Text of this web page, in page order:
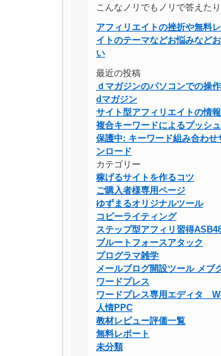
こんなノリでもノリで答えたり
アフィリエイトの挫折や無料
イトのテーマなどお悩みなど
い
最近の投稿
ｄマガジンのパソコンでの操
dマガジン
サイト型アフィリエイトの情
複合キーワードによるプッシ
保護中: キーワード組み合わせ
ンロード
カテゴリー
稼げるサイトを作るコツ
ご購入者様専用ページ
ゆずまるオリジナルツール
コピーライティング
ステップ型アフィリ習得
ブルートフォースアタック
プログラマ雑学
メールブログ開設ツール メブ
ワードプレス
ワードプレス専用エディタ
人情PPC
教材レビュー評価一覧
無料レポート
未分類